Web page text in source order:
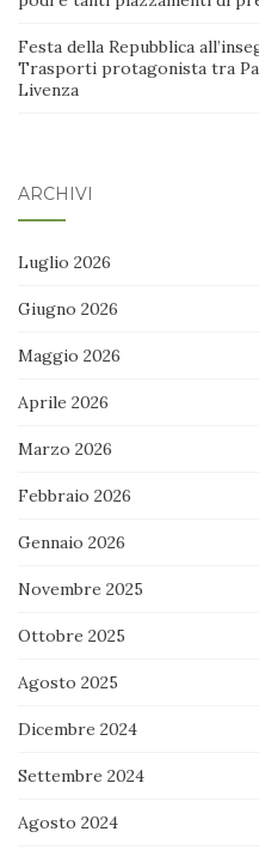
Festa della Repubblica
Trasporti protagonista tra
Livenza
ARCHIVI
Luglio 2026
Giugno 2026
Maggio 2026
Aprile 2026
Marzo 2026
Febbraio 2026
Gennaio 2026
Novembre 2025
Ottobre 2025
Agosto 2025
Dicembre 2024
Settembre 2024
Agosto 2024